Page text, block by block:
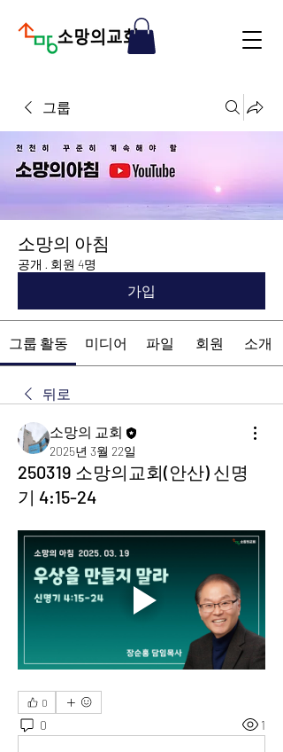
그룹
소망의 아침
공개 · 회원 4명
가입
그룹 활동 미디어 파일 회원 소개
뒤로
소망의 교회
2025년 3월 22일
250319 소망의교회(안산) 신명
기 4:15-24
0
0 1